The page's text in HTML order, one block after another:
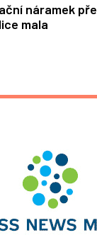
náramek
mala